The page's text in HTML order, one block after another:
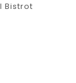
Bistrot